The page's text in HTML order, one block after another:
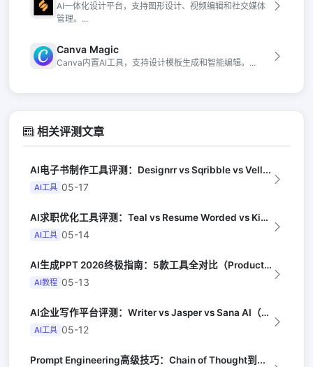
AI一体化设计平台，支持图形设计、视频编辑和社交媒体
管理。...
Canva Magic
Canva内置AI工具，支持设计模板生成和智能编辑。...
相关评测文章
AI电子书制作工具评测：Designrr vs Sqribble vs Vell...
AI工具 05-17
AI求职优化工具评测：Teal vs Resume Worded vs Kick...
AI工具 05-14
AI生成PPT 2026终极指南：5款工具全对比（Productivity Hu...
AI教程 05-13
AI企业写作平台评测：Writer vs Jasper vs Sana AI（G...
AI工具 05-12
Prompt Engineering高级技巧：Chain of Thought到...